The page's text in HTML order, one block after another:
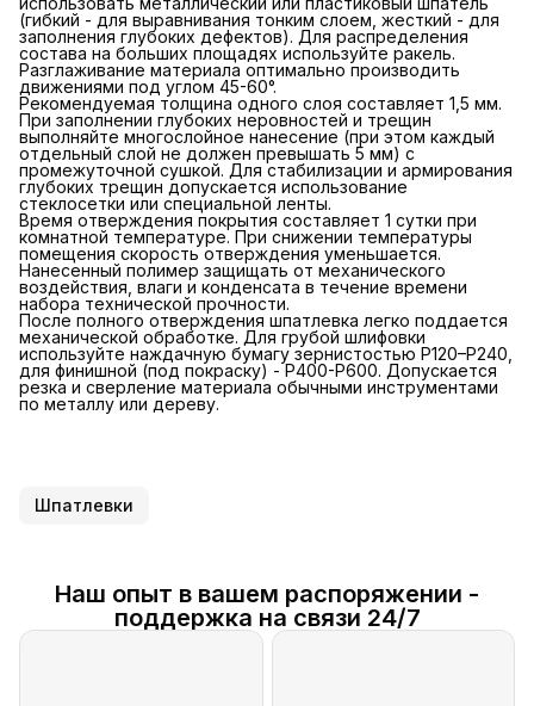
(гибкий - для выравнивания тонким слоем, жесткий - для
заполнения глубоких дефектов). Для распределения
состава на больших площадях используйте ракель.
Разглаживание материала оптимально производить
движениями под углом 45-60°.
Рекомендуемая толщина одного слоя составляет 1,5 мм.
При заполнении глубоких неровностей и трещин
выполняйте многослойное нанесение (при этом каждый
отдельный слой не должен превышать 5 мм) с
промежуточной сушкой. Для стабилизации и армирования
глубоких трещин допускается использование
стеклосетки или специальной ленты.
Время отверждения покрытия составляет 1 сутки при
комнатной температуре. При снижении температуры
помещения скорость отверждения уменьшается.
Нанесенный полимер защищать от механического
воздействия, влаги и конденсата в течение времени
набора технической прочности.
После полного отверждения шпатлевка легко поддается
механической обработке. Для грубой шлифовки
используйте наждачную бумагу зернистостью P120–P240,
для финишной (под покраску) - P400-P600. Допускается
резка и сверление материала обычными инструментами
по металлу или дереву.
Шпатлевки
Наш опыт в вашем распоряжении -
поддержка на связи 24/7